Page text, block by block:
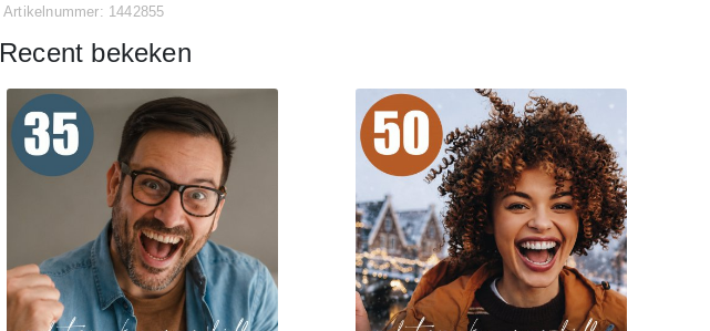
Artikelnummer: 1442855
Recent bekeken